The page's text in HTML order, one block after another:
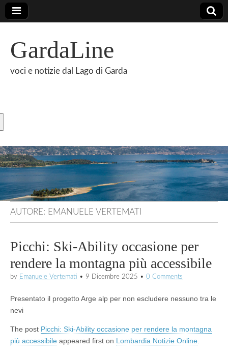
GardaLine
voci e notizie dal Lago di Garda
AUTORE: EMANUELE VERTEMATI
Picchi: Ski-Ability occasione per
rendere la montagna più accessibile
by Emanuele Vertemati • 9 Dicembre 2025 • 0 Comments
Presentato il progetto Arge alp per non escludere nessuno tra le
nevi
The post Picchi: Ski-Ability occasione per rendere la montagna
più accessibile appeared first on Lombardia Notizie Online